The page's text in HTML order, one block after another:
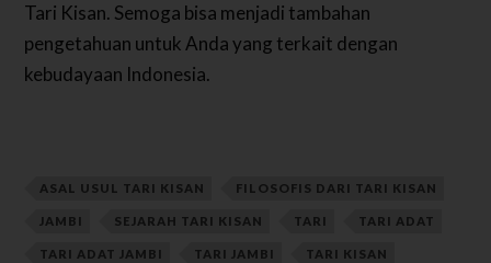
Tari Kisan. Semoga bisa menjadi tambahan
pengetahuan untuk Anda yang terkait dengan
kebudayaan Indonesia.
ASAL USUL TARI KISAN FILOSOFIS DARI TARI KISAN
JAMBI SEJARAH TARI KISAN TARI TARI ADAT
TARI ADAT JAMBI TARI JAMBI TARI KISAN